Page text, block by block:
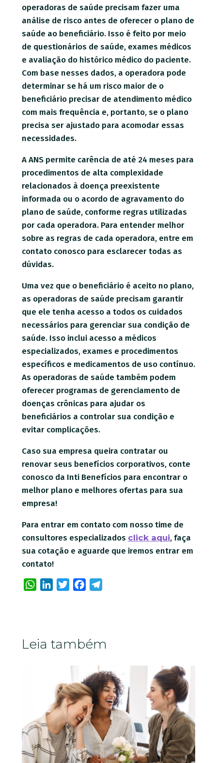
operadoras de saúde precisam fazer uma
análise de risco antes de oferecer o plano de
saúde ao beneficiário. Isso é feito por meio
de questionários de saúde, exames médicos
e avaliação do histórico médico do paciente.
Com base nesses dados, a operadora pode
determinar se há um risco maior de o
beneficiário precisar de atendimento médico
com mais frequência e, portanto, se o plano
precisa ser ajustado para acomodar essas
necessidades.
A ANS permite carência de até 24 meses para
procedimentos de alta complexidade
relacionados à doença preexistente
informada ou o acordo de agravamento do
plano de saúde, conforme regras utilizadas
por cada operadora. Para entender melhor
sobre as regras de cada operadora, entre em
contato conosco para esclarecer todas as
dúvidas.
Uma vez que o beneficiário é aceito no plano,
as operadoras de saúde precisam garantir
que ele tenha acesso a todos os cuidados
necessários para gerenciar sua condição de
saúde. Isso inclui acesso a médicos
especializados, exames e procedimentos
específicos e medicamentos de uso contínuo.
As operadoras de saúde também podem
oferecer programas de gerenciamento de
doenças crônicas para ajudar os
beneficiários a controlar sua condição e
evitar complicações.
Caso sua empresa queira contratar ou
renovar seus benefícios corporativos, conte
conosco da Inti Benefícios para encontrar o
melhor plano e melhores ofertas para sua
empresa!
Para entrar em contato com nosso time de
consultores especializados click aqui, faça
sua cotação e aguarde que iremos entrar em
contato!
WhatsApp
LinkedInTwitterFacebook
Leia também